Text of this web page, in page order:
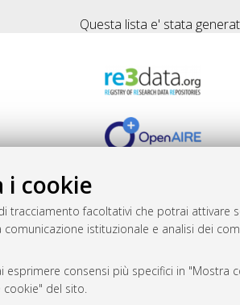
i cookie
tracciamento facoltativi che potrai attivare
istituzionale e analisi dei
consensi più specifici in "Mostra
cookie" del sito.
Questa lista e' stata